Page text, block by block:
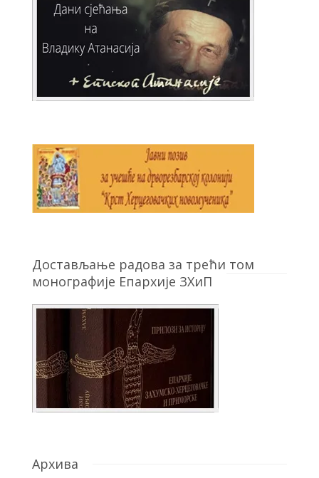
Достављање радова за трећи том
монографије Епархије ЗХиП
Архива